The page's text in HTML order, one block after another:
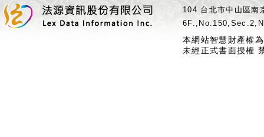
104 台北市中山區
本網站智慧財產權
未經正式書面授權